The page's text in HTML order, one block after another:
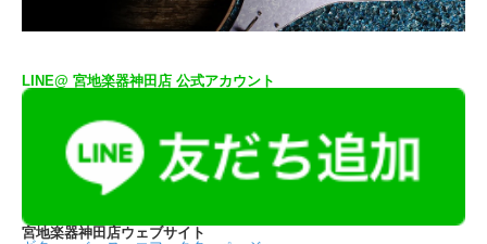
LINE@ 宮地楽器神田店 公式アカウント
宮地楽器神田店ウェブサイト